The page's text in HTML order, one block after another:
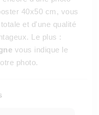
40x50 cm, vous
et d'une qualité
Le plus :
vous indique le
photo.